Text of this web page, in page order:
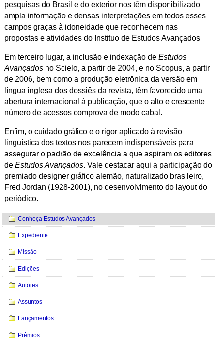
pesquisas do Brasil e do exterior nos têm disponibilizado
ampla informação e densas interpretações em todos esses
campos graças à idoneidade que reconhecem nas
propostas e atividades do Instituo de Estudos Avançados.
Em terceiro lugar, a inclusão e indexação deEstudos
Avançadosno Scielo, a partir de 2004, e no Scopus, a partir
de 2006, bem como a produção eletrônica da versão em
língua inglesa dos dossiês da revista, têm favorecido uma
abertura internacional à publicação, que o alto e crescente
número de acessos comprova de modo cabal.
Enfim, o cuidado gráfico e o rigor aplicado à revisão
linguística dos textos nos parecem indispensáveis para
assegurar o padrão de excelência a que aspiram os editores
de Estudos Avançados. Vale destacar aqui a participação do
premiado designer gráfico alemão, naturalizado brasileiro,
Fred Jordan (1928-2001), no desenvolvimento do layout do
periódico.
Navegação
Conheça Estudos Avançados
Expediente
Missão
Edições
Autores
Assuntos
Lançamentos
Prêmios